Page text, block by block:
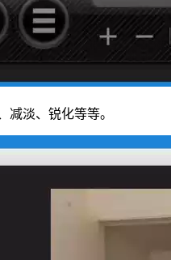
减淡、锐化等等。